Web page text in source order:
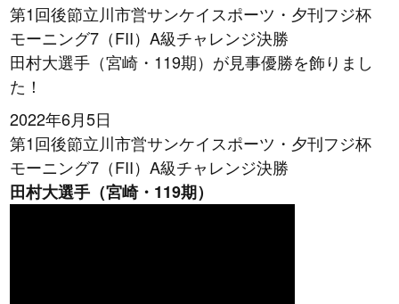
第1回後節立川市営サンケイスポーツ・夕刊フジ杯
モーニング7（FII）A級チャレンジ決勝
田村大選手（宮崎・119期）が見事優勝を飾りまし
た！
2022年6月5日
第1回後節立川市営サンケイスポーツ・夕刊フジ杯
モーニング7（FII）A級チャレンジ決勝
田村大選手（宮崎・119期）